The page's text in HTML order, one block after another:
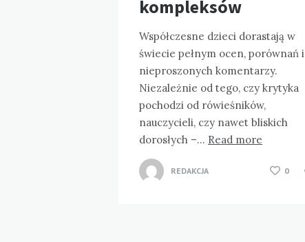
kompleksów
Współczesne dzieci dorastają w
świecie pełnym ocen, porównań i
nieproszonych komentarzy.
Niezależnie od tego, czy krytyka
pochodzi od rówieśników,
nauczycieli, czy nawet bliskich
dorosłych –… Read more
REDAKCJA 0